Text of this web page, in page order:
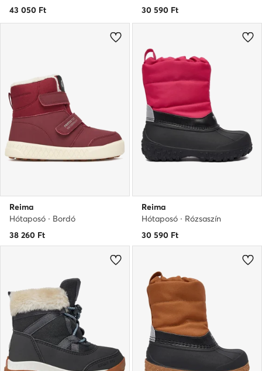
43 050 Ft
30 590 Ft
Reima
Hótaposó · Bordó
38 260 Ft
Reima
Hótaposó · Rózsaszín
30 590 Ft